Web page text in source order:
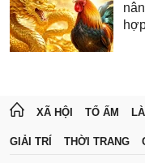
XÃ HỘI TỔ ẤM
GIẢI TRÍ THỜI TRANG